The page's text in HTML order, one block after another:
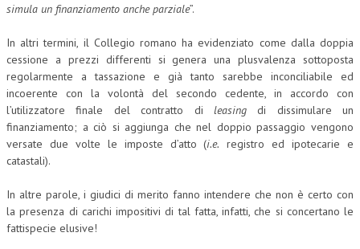
simula un finanziamento anche parziale”.
In altri termini, il Collegio romano ha evidenziato come dalla doppia
cessione a prezzi differenti si genera una plusvalenza sottoposta
regolarmente a tassazione e già tanto sarebbe inconciliabile ed
incoerente con la volontà del secondo cedente, in accordo con
l’utilizzatore finale del contratto di leasingdi dissimulare un
finanziamento; a ciò si aggiunga che nel doppio passaggio vengono
versate due volte le imposte d’atto (i.e. registro ed ipotecarie e
catastali).
In altre parole, i giudici di merito fanno intendere che non è certo con
la presenza di carichi impositivi di tal fatta, infatti, che si concertano le
fattispecie elusive!